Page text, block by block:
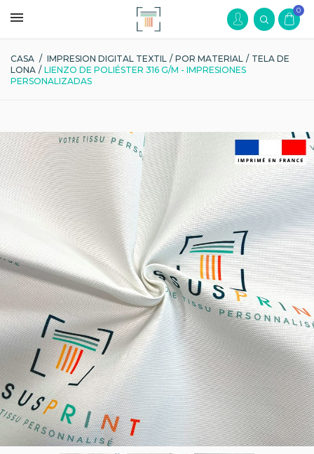
0
CASA / IMPRESION DIGITAL TEXTIL / POR MATERIAL / TELA DE
LONA / LIENZO DE POLIÉSTER 316 G/M - IMPRESIONES
PERSONALIZADAS